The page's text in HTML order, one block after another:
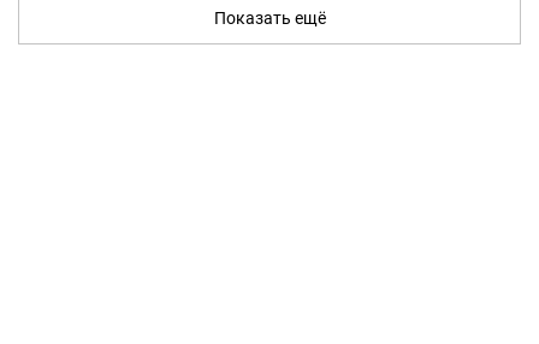
Показать ещё